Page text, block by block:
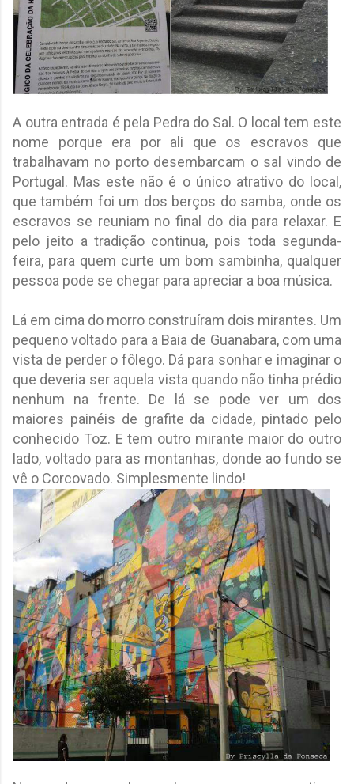
A outra entrada é pela Pedra do Sal. O local tem este
nome porque era por ali que os escravos que
trabalhavam no porto desembarcam o sal vindo de
Portugal. Mas este não é o único atrativo do local,
que também foi um dos berços do samba, onde os
escravos se reuniam no final do dia para relaxar. E
pelo jeito a tradição continua, pois toda segunda-
feira, para quem curte um bom sambinha, qualquer
pessoa pode se chegar para apreciar a boa música.
Lá em cima do morro construíram dois mirantes. Um
pequeno voltado para a Baia de Guanabara, com uma
vista de perder o fôlego. Dá para sonhar e imaginar o
que deveria ser aquela vista quando não tinha prédio
nenhum na frente. De lá se pode ver um dos
maiores painéis de grafite da cidade, pintado pelo
conhecido Toz. E tem outro mirante maior do outro
lado, voltado para as montanhas, donde ao fundo se
vê o Corcovado. Simplesmente lindo!